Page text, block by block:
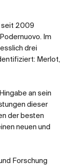
seit 2009
Im
drei
Merlot,
an sein
dieser
der besten
neuen und
Forschung